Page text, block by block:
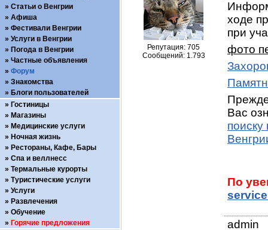
Репутация: 705
Сообщений: 1.793
ходе
при
фото
Вас
Статьи о Венгрии
Афиша
Фестивали Венгрии
Услуги в Венгрии
Погода в Венгрии
Частные объявления
Форум
Знакомства
Блоги пользователей
Гостиницы
Магазины
Медицинские услуги
Ночная жизнь
Рестораны, Кафе, Бары
Спа и веллнесс
Термальные курорты
Туристические услуги
Услуги
Развлечения
Обучение
Горячие предложения